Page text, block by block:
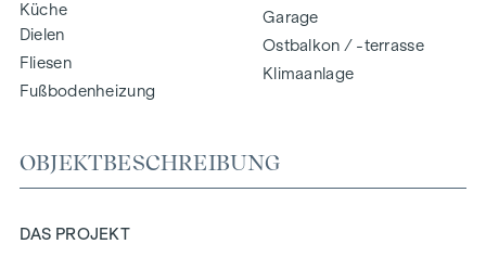
Küche
Dielen
Fliesen
Fußbodenheizung
Garage
Ostbalkon / -terrasse
Klimaanlage
OBJEKTBESCHREIBUNG
DAS PROJEKT